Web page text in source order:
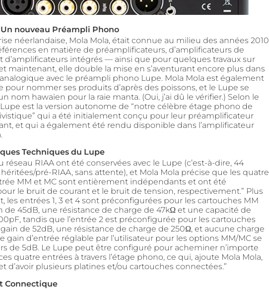
Un nouveau Préampli Phono
néerlandaise, Mola Mola, était connue au milieu des années 2010
en matière de préamplificateurs, d’amplificateurs de
d’amplificateurs intégrés — ainsi que pour quelques travaux sur
maintenant, elle double la mise en s’aventurant encore plus dans
avec le préampli phono Lupe. Mola Mola est également
pour nommer ses produits d’après des poissons, et le Lupe se
nom hawaïen pour la raie manta. (Oui, j’ai dû le vérifier.) Selon le
est la version autonome de “notre célèbre étage phono de
qui a été initialement conçu pour leur préamplificateur
et qui a également été rendu disponible dans l’amplificateur
Techniques du Lupe
réseau RIAA ont été conservées avec le Lupe (c’est-à-dire, 44
pré-RIAA, sans attente), et Mola Mola précise que les quatre
MM et MC sont entièrement indépendants et ont été
le bruit de courant et le bruit de tension, respectivement.” Plus
les entrées 1, 3 et 4 sont préconfigurées pour les cartouches MM
de 45dB, une résistance de charge de 47kΩ et une capacité de
tandis que l’entrée 2 est préconfigurée pour les cartouches
gain de 52dB, une résistance de charge de 250Ω, et aucune charge
gain d’entrée réglable par l’utilisateur pour les options MM/MC se
de 5dB. Le Lupe peut être configuré pour acheminer n’importe
quatre entrées à travers l’étage phono, ce qui, ajoute Mola Mola,
d’avoir plusieurs platines et/ou cartouches connectées.”
Connectique